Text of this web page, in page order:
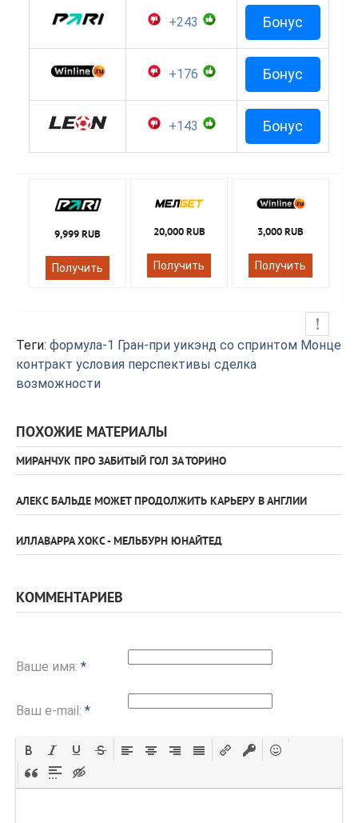
+243 Бонус
+176 Бонус
+143 Бонус
9,999 RUB
Получить
20,000 RUB
Получить
3,000 RUB
Получить
Теги: формула-1 Гран-при уикэнд со спринтом Монце
контракт условия перспективы сделка
возможности
ПОХОЖИЕ МАТЕРИАЛЫ
МИРАНЧУК ПРО ЗАБИТЫЙ ГОЛ ЗА ТОРИНО
АЛЕКС БАЛЬДЕ МОЖЕТ ПРОДОЛЖИТЬ КАРЬЕРУ В АНГЛИИ
ИЛЛАВАРРА ХОКС - МЕЛЬБУРН ЮНАЙТЕД
КОММЕНТАРИЕВ
Ваше имя: *
Ваш e-mail: *